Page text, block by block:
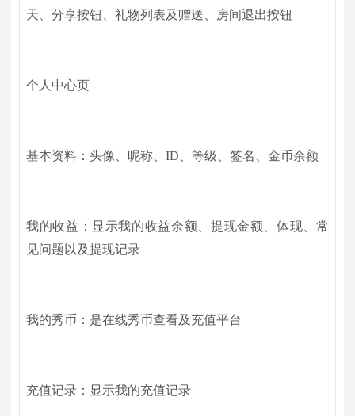
天、分享按钮、礼物列表及赠送、房间退出按钮
个人中心页
基本资料：头像、昵称、ID、等级、签名、金币余额
我的收益：显示我的收益余额、提现金额、体现、常
见问题以及提现记录
我的秀币：是在线秀币查看及充值平台
充值记录：显示我的充值记录